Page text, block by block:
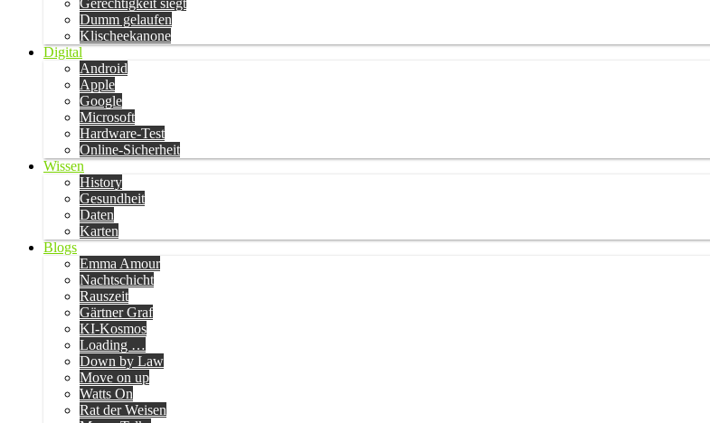
Gerechtigkeit siegt
Dumm gelaufen
Klischeekanone
Digital
Android
Apple
Google
Microsoft
Hardware-Test
Online-Sicherheit
Wissen
History
Gesundheit
Daten
Karten
Blogs
Emma Amour
Nachtschicht
Rauszeit
Gärtner Graf
KI-Kosmos
Loading …
Down by Law
Move on up
Watts On
Rat der Weisen